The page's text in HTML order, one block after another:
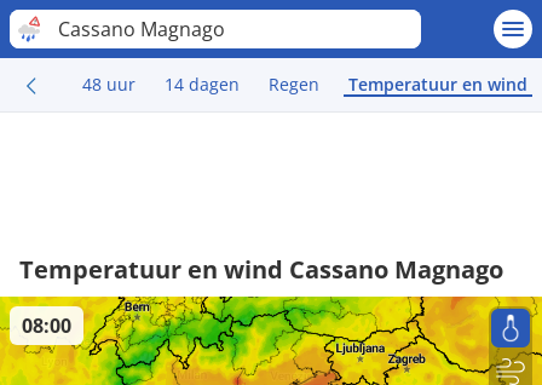
Cassano Magnago
48 uur 14 dagen Regen Temperatuur en wind
Temperatuur en wind Cassano Magnago
08:00